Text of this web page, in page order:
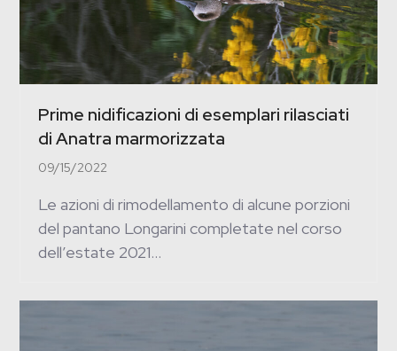
Prime nidificazioni di esemplari rilasciati
di Anatra marmorizzata
09/15/2022
Le azioni di rimodellamento di alcune porzioni
del pantano Longarini completate nel corso
dell’estate 2021…